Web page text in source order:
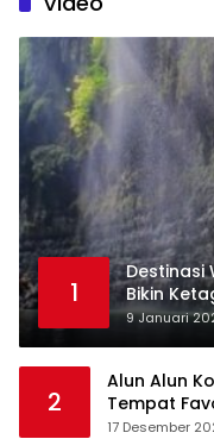
1
Destinasi
Bikin
9 Januari
2
Alun Alun
Tempat
17 Desember